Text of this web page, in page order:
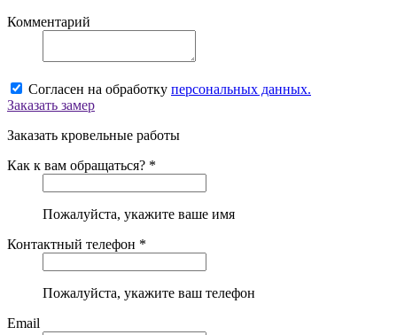
Комментарий
Согласен на обработку персональных данных.
Заказать замер
Заказать кровельные работы
Как к вам обращаться? *
Пожалуйста, укажите ваше имя
Контактный телефон *
Пожалуйста, укажите ваш телефон
Email